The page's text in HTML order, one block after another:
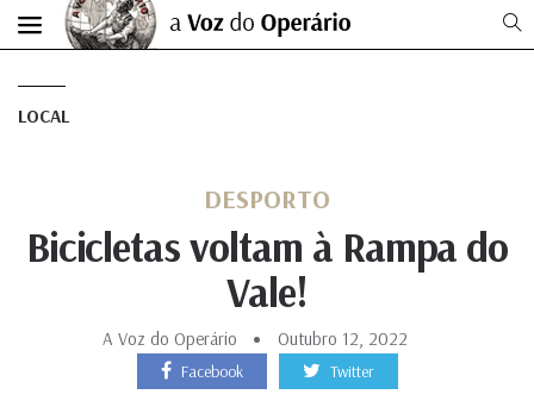
LOCAL
DESPORTO
Bicicletas voltam à Rampa do
Vale!
A Voz do Operário Outubro 12, 2022
Facebook Twitter